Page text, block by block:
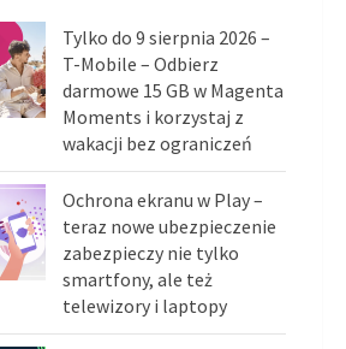
Tylko do 9 sierpnia 2026 –
T-Mobile – Odbierz
darmowe 15 GB w Magenta
Moments i korzystaj z
wakacji bez ograniczeń
Ochrona ekranu w Play –
teraz nowe ubezpieczenie
zabezpieczy nie tylko
smartfony, ale też
telewizory i laptopy